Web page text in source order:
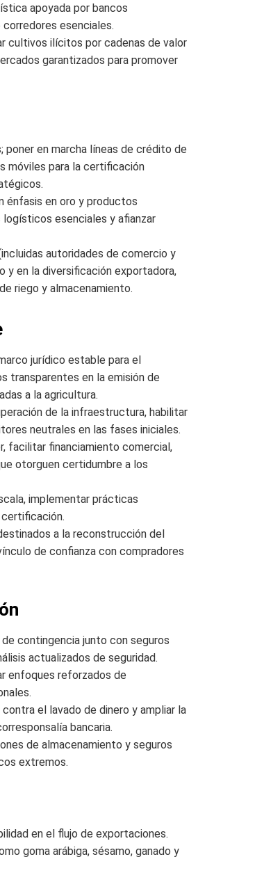
apoyada por bancos
esenciales.
cultivos ilícitos por cadenas de valor
garantizados para promover
en marcha líneas de crédito de
móviles para la certificación
énfasis en oro y productos
esenciales y afianzar
autoridades de comercio y
y en la diversificación exportadora,
riego y almacenamiento.
jurídico estable para el
transparentes en la emisión de
a la agricultura.
de la infraestructura, habilitar
neutrales en las fases iniciales.
facilitar financiamiento comercial,
otorguen certidumbre a los
implementar prácticas
a la reconstrucción del
de confianza con compradores
contingencia junto con seguros
actualizados de seguridad.
enfoques reforzados de
el lavado de dinero y ampliar la
bancaria.
de almacenamiento y seguros
extremos.
en el flujo de exportaciones.
goma arábiga, sésamo, ganado y